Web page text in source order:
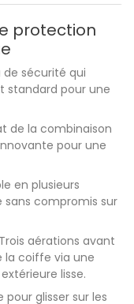
protection
de sécurité qui
standard pour une
de la combinaison
pour une
en plusieurs
sans compromis sur
aérations avant
la coiffe via une
lisse.
pour glisser sur les